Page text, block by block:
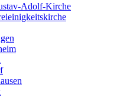
Adolf-Kirche